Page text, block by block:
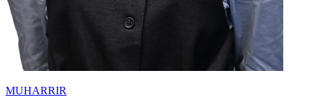
MUHARRIR